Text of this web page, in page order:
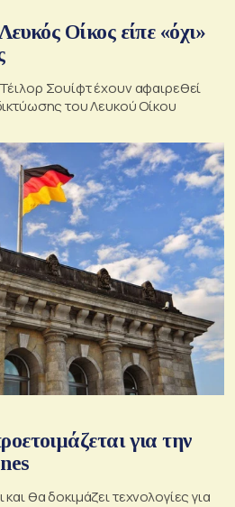
Οίκος είπε «όχι»
Σουίφτ έχουν αφαιρεθεί
του Λευκού Οίκου
για την
θα δοκιμάζει τεχνολογίες για